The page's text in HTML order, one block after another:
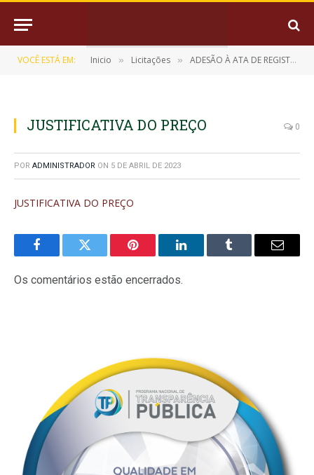
VOCÊ ESTÁ EM: Inicio » Licitações » ADESÃO À ATA DE REGISTRO DE PREÇOS Nº 001/2023 (Aquisição de Gêneros Alimentícios para Merenda Escolar)
JUSTIFICATIVA DO PREÇO 0
POR ADMINISTRADOR ON 5 DE ABRIL DE 2023
JUSTIFICATIVA DO PREÇO
FacebookTwitter Pinterest LinkedInTumblr
E-
Os comentários estão encerrados.